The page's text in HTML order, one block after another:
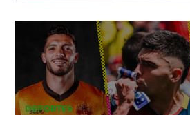
DEPORTES